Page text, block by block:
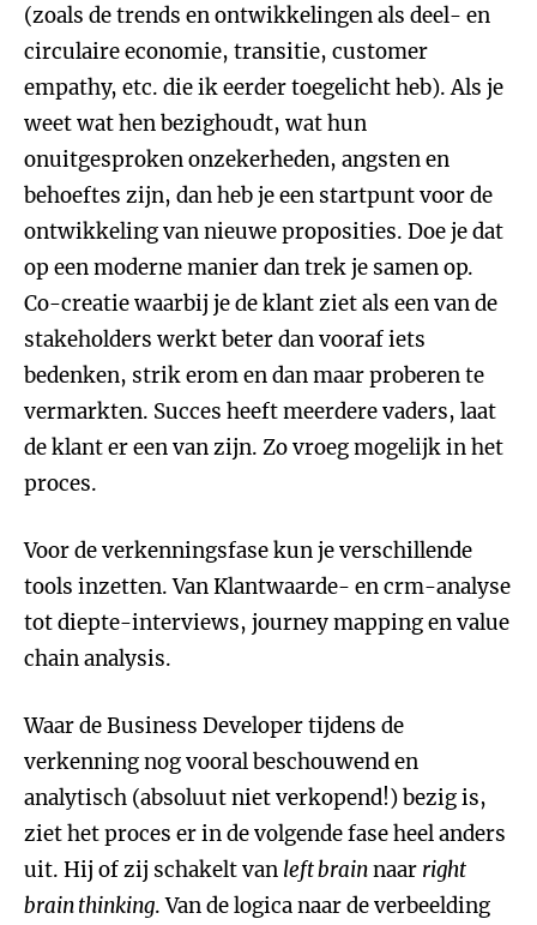
(zoals de trends en ontwikkelingen als deel- en
circulaire economie, transitie, customer
empathy, etc. die ik eerder toegelicht heb). Als je
weet wat hen bezighoudt, wat hun
onuitgesproken onzekerheden, angsten en
behoeftes zijn, dan heb je een startpunt voor de
ontwikkeling van nieuwe proposities. Doe je dat
op een moderne manier dan trek je samen op.
Co-creatie waarbij je de klant ziet als een van de
stakeholders werkt beter dan vooraf iets
bedenken, strik erom en dan maar proberen te
vermarkten. Succes heeft meerdere vaders, laat
de klant er een van zijn. Zo vroeg mogelijk in het
proces.
Voor de verkenningsfase kun je verschillende
tools inzetten. Van Klantwaarde- en crm-analyse
tot diepte-interviews, journey mapping en value
chain analysis.
Waar de Business Developer tijdens de
verkenning nog vooral beschouwend en
analytisch (absoluut niet verkopend!) bezig is,
ziet het proces er in de volgende fase heel anders
uit. Hij of zij schakelt van left brainnaar right
brain thinking. Van de logica naar de verbeelding